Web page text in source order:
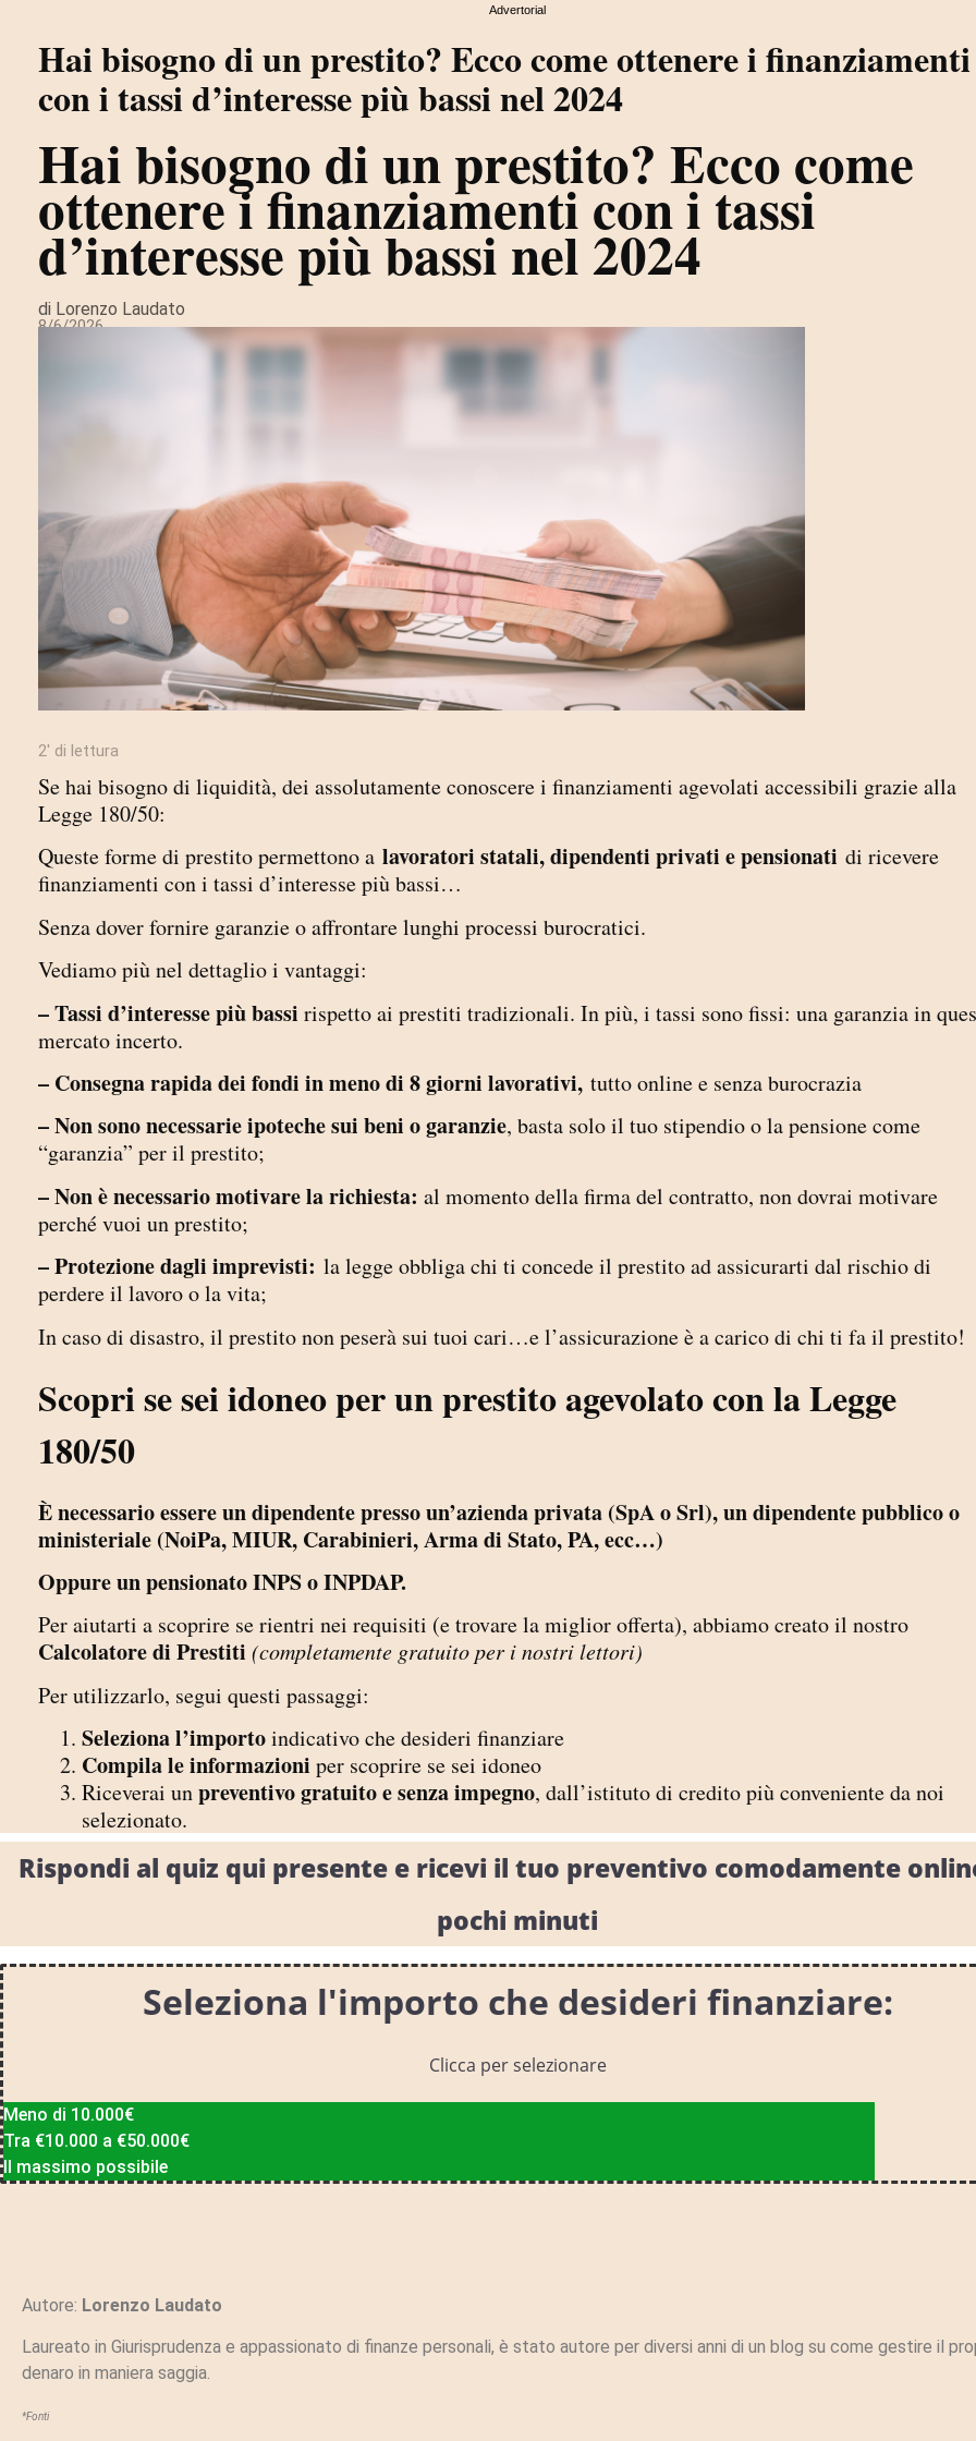
Advertorial
Hai bisogno di un prestito? Ecco come ottenere i finanziamenti
con i tassi d’interesse più bassi nel 2024
Hai bisogno di un prestito? Ecco come
ottenere i finanziamenti con i tassi
d’interesse più bassi nel 2024
di Lorenzo Laudato
8/6/2026
2′ di lettura
Se hai bisogno di liquidità, dei assolutamente conoscere i finanziamenti agevolati accessibili grazie alla
Legge 180/50:
Queste forme di prestito permettono a lavoratori statali, dipendenti privati e pensionati di ricevere
finanziamenti con i tassi d’interesse più bassi…
Senza dover fornire garanzie o affrontare lunghi processi burocratici.
Vediamo più nel dettaglio i vantaggi:
– Tassi d’interesse più bassi rispetto ai prestiti tradizionali. In più, i tassi sono fissi: una garanzia in
mercato incerto.
– Consegna rapida dei fondi in meno di 8 giorni lavorativi, tutto online e senza burocrazia
– Non sono necessarie ipoteche sui beni o garanzie, basta solo il tuo stipendio o la pensione come
“garanzia” per il prestito;
– Non è necessario motivare la richiesta: al momento della firma del contratto, non dovrai motivare
perché vuoi un prestito;
– Protezione dagli imprevisti: la legge obbliga chi ti concede il prestito ad assicurarti dal rischio di
perdere il lavoro o la vita;
In caso di disastro, il prestito non peserà sui tuoi cari…e l’assicurazione è a carico di chi ti fa il prestito!
Scopri se sei idoneo per un prestito agevolato con la Legge
180/50
È necessario essere un dipendente presso un’azienda privata (SpA o Srl), un dipendente pubblico o
ministeriale (NoiPa, MIUR, Carabinieri, Arma di Stato, PA, ecc…)
Oppure un pensionato INPS o INPDAP.
Per aiutarti a scoprire se rientri nei requisiti (e trovare la miglior offerta), abbiamo creato il nostro
Calcolatore di Prestiti (completamente gratuito per i nostri lettori)
Per utilizzarlo, segui questi passaggi:
Seleziona l’importoindicativo che desideri finanziare
Compila le informazioni per scoprire se sei idoneo
Riceverai unpreventivo gratuito e senza impegno, dall’istituto di credito più conveniente da noi
selezionato.
Rispondi al quiz qui presente e ricevi il tuo preventivo comodamente
pochi minuti
Seleziona l'importo che desideri finanziare:
Clicca per selezionare
Meno di 10.000€
Tra €10.000 a €50.000€
Il massimo possibile
Autore: Lorenzo Laudato
Laureato in Giurisprudenza e appassionato di finanze personali, è stato autore per diversi anni di un blog su come gestire il
denaro in maniera saggia.
*Fonti